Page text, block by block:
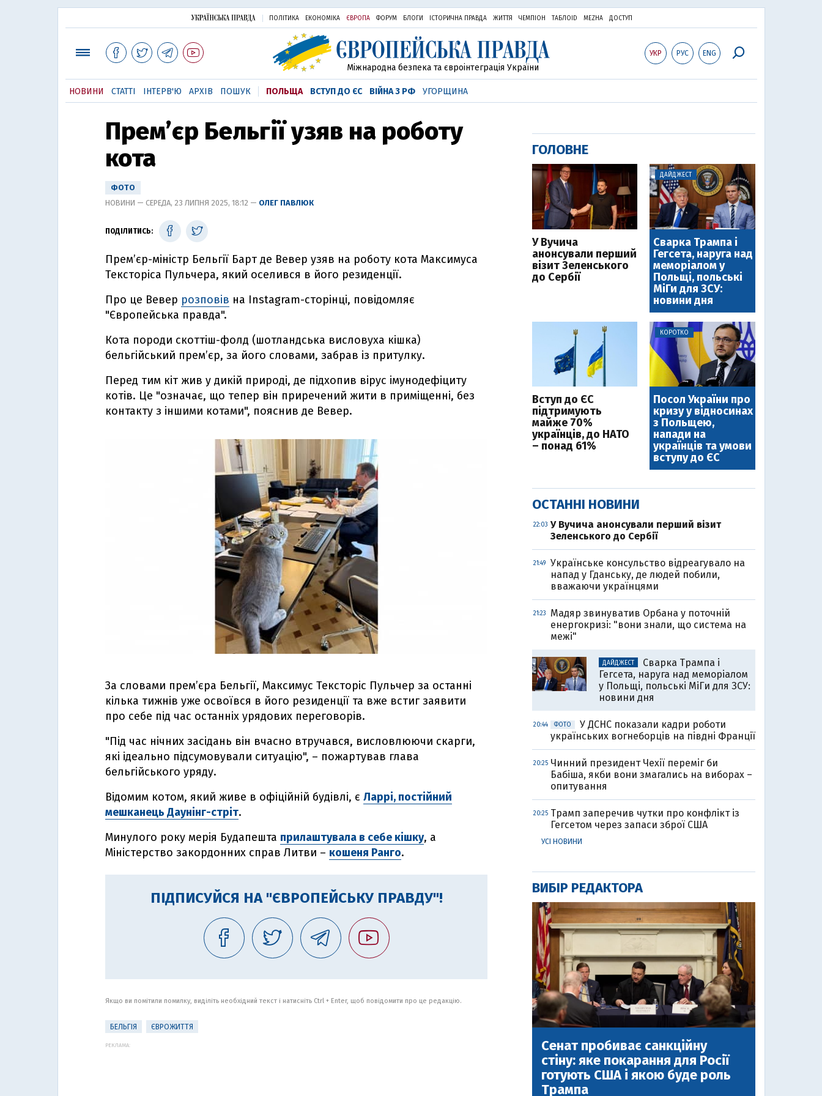
ПОЛІТИКА ЕКОНОМІКА ЄВРОПА ФОРУМ БЛОГИ ІСТОРИЧНА ПРАВДА ЖИТТЯ ЧЕМПІОН ТАБЛОID MEZHA ДОСТУП
УКР РУС ENG
Міжнародна безпека та євроінтеграція України
НОВИНИ СТАТТІ ІНТЕРВ'Ю АРХІВ ПОШУК ПОЛЬЩА ВСТУП ДО ЄС ВІЙНА З РФ УГОРЩИНА
Премʼєр Бельгії узяв на роботу
кота
ФОТО
НОВИНИ — СЕРЕДА, 23 ЛИПНЯ 2025, 18:12 — ОЛЕГ ПАВЛЮК
ПОДІЛИТИСЬ:
Премʼєр-міністр Бельгії Барт де Вевер узяв на роботу кота Максимуса
Тексторіса Пульчера, який оселився в його резиденції.
Про це Вевер розповів на Instagram-сторінці, повідомляє
"Європейська правда".
Кота породи скоттіш-фолд (шотландська висловуха кішка)
бельгійський премʼєр, за його словами, забрав із притулку.
Перед тим кіт жив у дикій природі, де підхопив вірус імунодефіциту
котів. Це "означає, що тепер він приречений жити в приміщенні, без
контакту з іншими котами", пояснив де Вевер.
За словами премʼєра Бельгії, Максимус Тексторіс Пульчер за останні
кілька тижнів уже освоївся в його резиденції та вже встиг заявити
про себе під час останніх урядових переговорів.
"Під час нічних засідань він вчасно втручався, висловлюючи скарги,
які ідеально підсумовували ситуацію", – пожартував глава
бельгійського уряду.
Відомим котом, який живе в офіційній будівлі, є Ларрі, постійний
мешканець Даунінг-стріт.
Минулого року мерія Будапешта прилаштувала в себе кішку, а
Міністерство закордонних справ Литви – кошеня Ранго.
ПІДПИСУЙСЯ НА "ЄВРОПЕЙСЬКУ ПРАВДУ"!
Якщо ви помітили помилку, виділіть необхідний текст і натисніть Ctrl + Enter, щоб повідомити про це редакцію.
БЕЛЬГІЯ ЄВРОЖИТТЯ
РЕКЛАМА:
ГОЛОВНЕ
У Вучича
анонсували перший
візит Зеленського
до Сербії
ДАЙДЖЕСТ
Сварка Трампа і
Гегсета, наруга над
меморіалом у
Польщі, польські
МіГи для ЗСУ:
новини дня
Вступ до ЄС
підтримують
майже 70%
українців, до НАТО
– понад 61%
КОРОТКО
Посол України про
кризу у відносинах
з Польщею,
напади на
українців та умови
вступу до ЄС
ОСТАННІ НОВИНИ
22:03 У Вучича анонсували перший візит
Зеленського до Сербії
21:49
Українське консульство відреагувало на
напад у Гданську, де людей побили,
вважаючи українцями
21:23
Мадяр звинуватив Орбана у поточній
енергокризі: "вони знали, що система на
межі"
ДАЙДЖЕСТ
Сварка Трампа і
Гегсета, наруга над меморіалом
у Польщі, польські МіГи для ЗСУ:
новини дня
20:44 ФОТО
У ДСНС показали кадри роботи
українських вогнеборців на півдні Франції
20:25 Чинний президент Чехії переміг би
Бабіша, якби вони змагались на виборах –
опитування
20:25 Трамп заперечив чутки про конфлікт із
Гегсетом через запаси зброї США
УСІ НОВИНИ
ВИБІР РЕДАКТОРА
Сенат пробиває санкційну
стіну: яке покарання для Росії
готують США і якою буде роль
Трампа